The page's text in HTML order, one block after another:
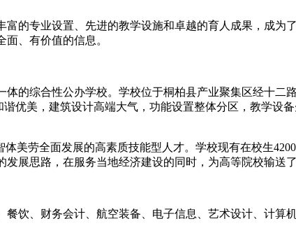
的专业设置、先进的教学设施和卓越的育人成果，成为
、有价值的信息。
的综合性公办学校。学校位于桐柏县产业聚集区经十二
优美，建筑设计高端大气，功能设置整体分区，教学设
美劳全面发展的高素质技能型人才。学校现有在校生
展思路，在服务当地经济建设的同时，为高等院校输送
饮、财务会计、航空装备、电子信息、艺术设计、计算